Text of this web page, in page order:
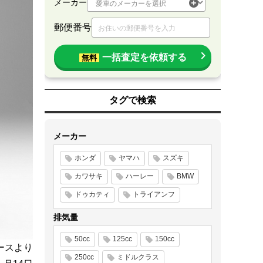
スより
メーカー
郵便番号
無料 一括査定を依頼する
タグで検索
メーカー
ホンダ ヤマハ スズキ
カワサキ ハーレー BMW
ドゥカティ トライアンフ
排気量
50cc 125cc 150cc
250cc ミドルクラス